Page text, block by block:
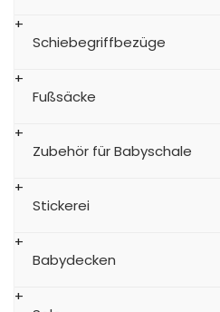
Schiebegriffbezüge
Fußsäcke
Zubehör für Babyschale
Stickerei
Babydecken